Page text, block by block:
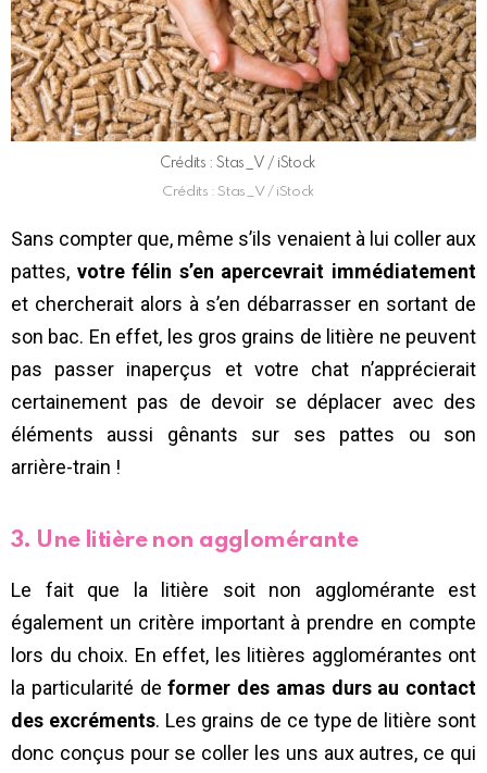
Crédits : Stas_V / iStock
Crédits : Stas_V / iStock
Sans compter que, même s’ils venaient à lui coller aux
pattes, votre félin s’en apercevrait immédiatement
et chercherait alors à s’en débarrasser en sortant de
son bac. En effet, les gros grains de litière ne peuvent
pas passer inaperçus et votre chat n’apprécierait
certainement pas de devoir se déplacer avec des
éléments aussi gênants sur ses pattes ou son
arrière-train !
3. Une litière non agglomérante
Le fait que la litière soit non agglomérante est
également un critère important à prendre en compte
lors du choix. En effet, les litières agglomérantes ont
la particularité deformer des amas durs au contact
des excréments. Les grains de ce type de litière sont
donc conçus pour se coller les uns aux autres, ce qui